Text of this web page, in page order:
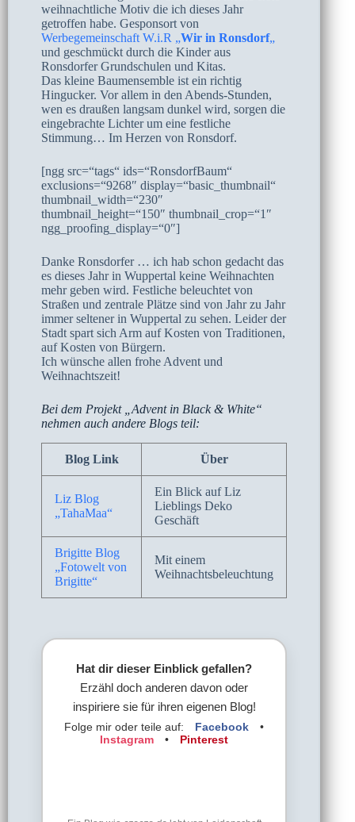
weihnachtliche Motiv die ich dieses Jahr
getroffen habe. Gesponsort von
Werbegemeinschaft W.i.R „Wir in Ronsdorf„
und geschmückt durch die Kinder aus
Ronsdorfer Grundschulen und Kitas.
Das kleine Baumensemble ist ein richtig
Hingucker. Vor allem in den Abends-Stunden,
wen es draußen langsam dunkel wird, sorgen die
eingebrachte Lichter um eine festliche
Stimmung… Im Herzen von Ronsdorf.
[ngg src=“tags“ ids=“RonsdorfBaum“
exclusions=“9268″ display=“basic_thumbnail“
thumbnail_width=“230″
thumbnail_height=“150″ thumbnail_crop=“1″
ngg_proofing_display=“0″]
Danke Ronsdorfer … ich hab schon gedacht das
es dieses Jahr in Wuppertal keine Weihnachten
mehr geben wird. Festliche beleuchtet von
Straßen und zentrale Plätze sind von Jahr zu Jahr
immer seltener in Wuppertal zu sehen. Leider der
Stadt spart sich Arm auf Kosten von Traditionen,
auf Kosten von Bürgern.
Ich wünsche allen frohe Advent und
Weihnachtszeit!
Bei dem Projekt „Advent in Black & White“
nehmen auch andere Blogs teil:
Blog Link Über
Liz Blog
„TahaMaa“
Ein Blick auf Liz
Lieblings Deko
Geschäft
Brigitte Blog
„Fotowelt von
Brigitte“
Mit einem
Weihnachtsbeleuchtung
Hat dir dieser Einblick gefallen?
Erzähl doch anderen davon oder
inspiriere sie für ihren eigenen Blog!
Folge mir oder teile auf: Facebook
•
Instagram
• Pinterest